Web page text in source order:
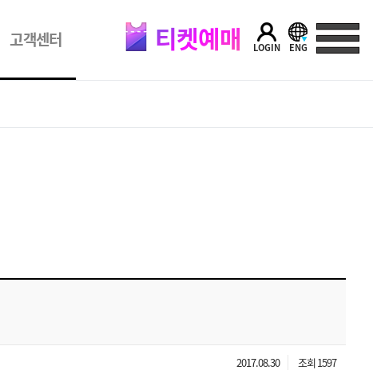
고객센터 티켓예매 LOGIN ENG
2017.08.30 조회 1597